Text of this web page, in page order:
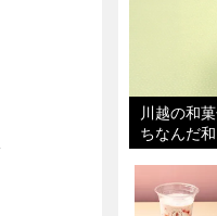
川越の和
ちなんだ